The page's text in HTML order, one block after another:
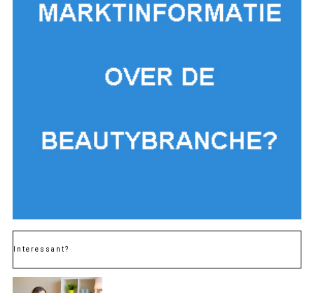
Interessant?